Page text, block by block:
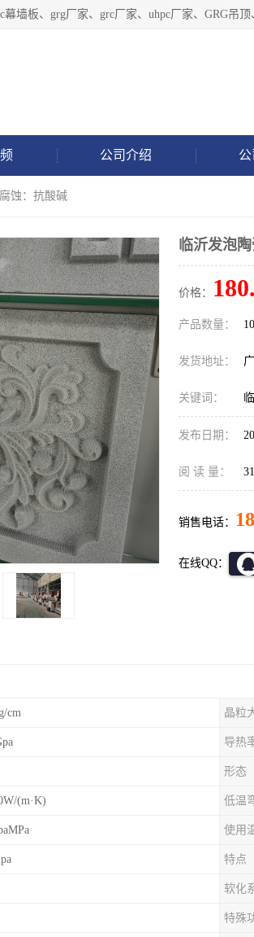
公司介绍
蚀：抗酸碱
临沂发泡
价格：
产品数量：
发货地址：
关键词：
发布日期：
阅 读 量： 31
销售电话：
在线QQ：
cm 晶粒
导热
形态
(m·K) 低温
使用
特点
软化
特殊